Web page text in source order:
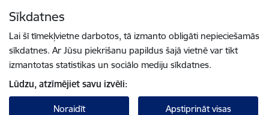
Sīkdatnes
Lai šī tīmekļvietne darbotos, tā izmanto obligāti nepieciešamās
sīkdatnes. Ar Jūsu piekrišanu papildus šajā vietnē var tikt
izmantotas statistikas un sociālo mediju sīkdatnes.
Lūdzu, atzīmējiet savu izvēli:
Noraidīt Apstiprināt visas